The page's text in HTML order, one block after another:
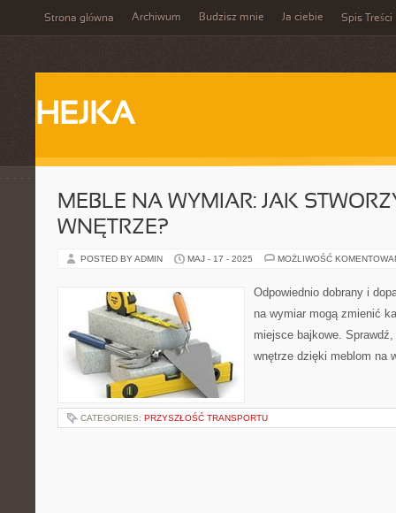
Strona główna Archiwum Budzisz mnie Ja ciebie Spis Treści
HEJKA
MEBLE NA WYMIAR: JAK
WNĘTRZE?
POSTED BY ADMIN MAJ - 17 - 2025 MOŻLIWOŚĆ
Odpowiednio dobrany i
na wymiar mogą zmienić
miejsce bajkowe.
wnętrze dzięki meblom na
CATEGORIES: PRZYSZŁOŚĆ TRANSPORTU